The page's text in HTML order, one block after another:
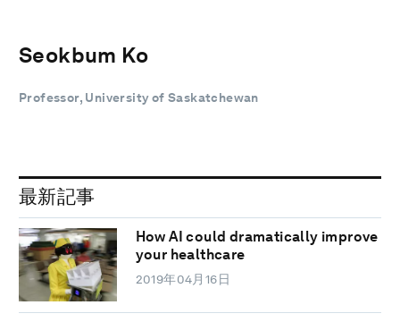
Seokbum Ko
Professor, University of Saskatchewan
最新記事
How AI could dramatically improve
your healthcare
2019年04月16日